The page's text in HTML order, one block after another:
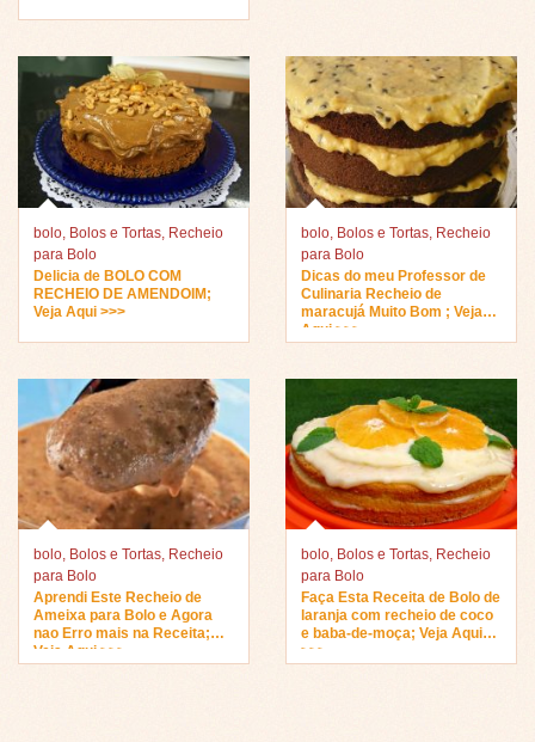
bolo, Bolos e Tortas, Recheio
para Bolo
Delicia de BOLO COM
RECHEIO DE AMENDOIM;
Veja Aqui >>>
bolo, Bolos e Tortas, Recheio
para Bolo
Dicas do meu Professor de
Culinaria Recheio de
maracujá Muito Bom ; Veja
Aqui >>>
bolo, Bolos e Tortas, Recheio
para Bolo
Aprendi Este Recheio de
Ameixa para Bolo e Agora
nao Erro mais na Receita;
Veja Aqui >>>
bolo, Bolos e Tortas, Recheio
para Bolo
Faça Esta Receita de Bolo de
laranja com recheio de coco
e baba-de-moça; Veja Aqui
>>>